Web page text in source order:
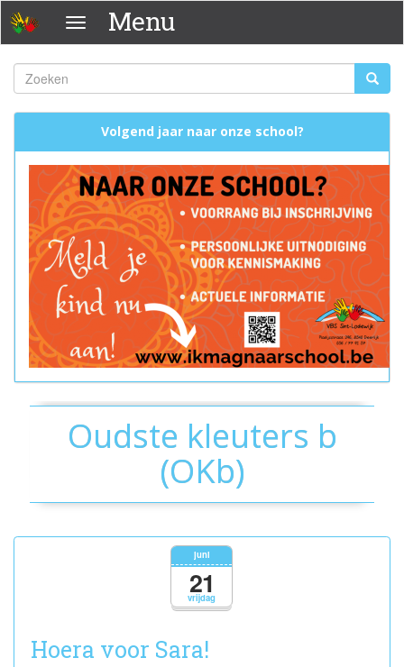
Overslaan
en
naar
de
inhoud
gaan
Menu Menu
Zoekveld
Zoeken
Volgend jaar naar onze school?
Oudste kleuters b
(OKb)
vrijdag
juni
21
Hoera voor Sara!